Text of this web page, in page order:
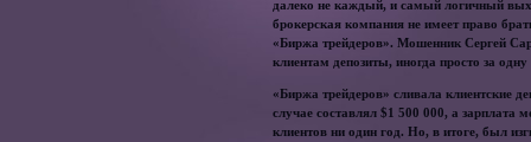
далеко не каждый, и самый логичный
брокерская компания не имеет право
«Биржа трейдеров». Мошенник Сергей
клиентам депозиты, иногда просто за
«Биржа трейдеров» сливала клиентские
случае составлял $1 500 000, а
клиентов ни один год. Но, в итоге, был